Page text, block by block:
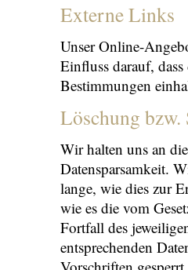
Externe Links
Unser Online-
Einfluss darauf,
Bestimmungen
Löschung
Wir halten uns an
Datensparsamkeit.
lange, wie dies zur
wie es die vom
Fortfall des
entsprechenden